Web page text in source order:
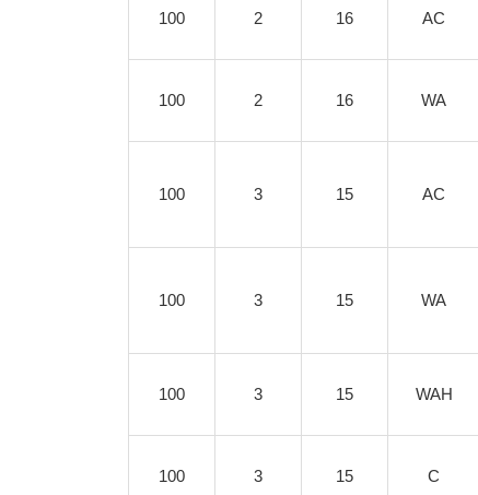
100 2 16 AC
100 2 16 WA
100 3 15 AC
100 3 15 WA
100 3 15 WAH
100 3 15 C